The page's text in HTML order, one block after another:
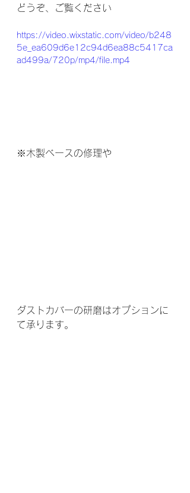
どうぞ、ご覧ください
https://video.wixstatic.com/video/b248
5e_ea609d6e12c94d6ea88c5417ca
ad499a/720p/mp4/file.mp4
※木製ベースの修理や
ダストカバーの研磨はオプションに
て承ります。